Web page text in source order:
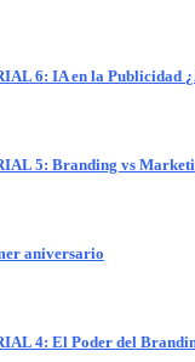
6: IA en la Publicidad
5: Branding vs
aniversario
4: El Poder del